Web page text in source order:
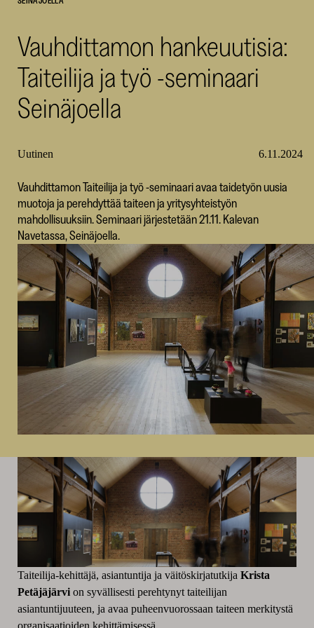
Vauhdittamon hankeuutisia:
Taiteilija ja työ -seminaari
Seinäjoella
Uutinen 6.11.2024
Vauhdittamon Taiteilija ja työ -seminaari avaa taidetyön uusia
muotoja ja perehdyttää taiteen ja yritysyhteistyön
mahdollisuuksiin. Seminaari järjestetään 21.11. Kalevan
Navetassa, Seinäjoella.
Taiteilija-kehittäjä, asiantuntija ja väitöskirjatutkija Krista
Petäjäjärvion syvällisesti perehtynyt taiteilijan
asiantuntijuuteen, ja avaa puheenvuorossaan taiteen merkitystä
organisaatioiden kehittämisessä.